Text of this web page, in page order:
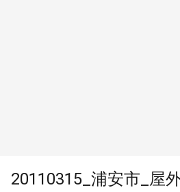
20110315_浦安市_屋